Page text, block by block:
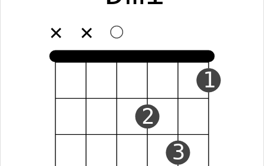
✕ ✕
2
3
1